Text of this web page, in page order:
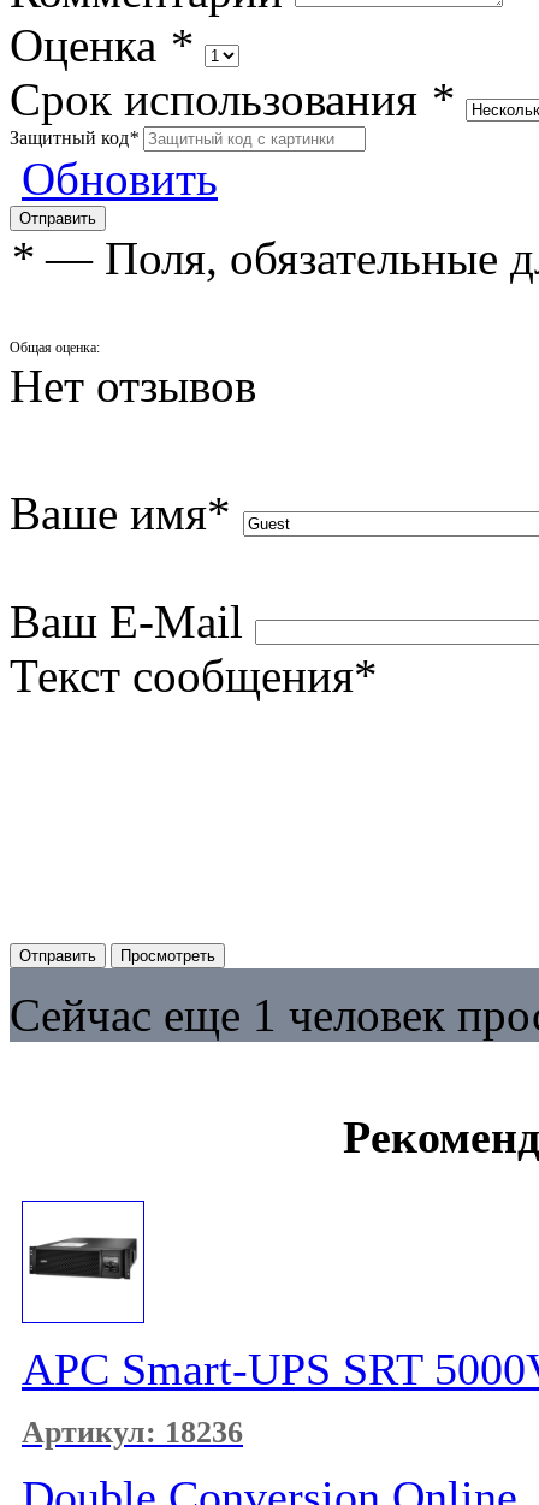
Оценка *
Срок использования *
Защитный код*
Обновить
* — Поля, обязательные
Общая оценка:
Нет отзывов
Ваше имя*
Ваш E-Mail
Текст сообщения*
Сейчас еще 1 человек
APC Smart-UPS SRT
Артикул: 18236